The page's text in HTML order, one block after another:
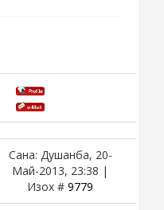
Сана: Душанба, 20-
Май-2013, 23:38 |
Изох # 9779